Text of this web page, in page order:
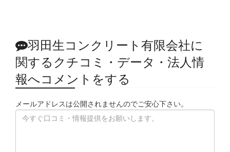
羽田生コンクリート有限会社に
関するクチコミ・データ・法人情
報へコメントをする
メールアドレスは公開されませんのでご安心下さい。